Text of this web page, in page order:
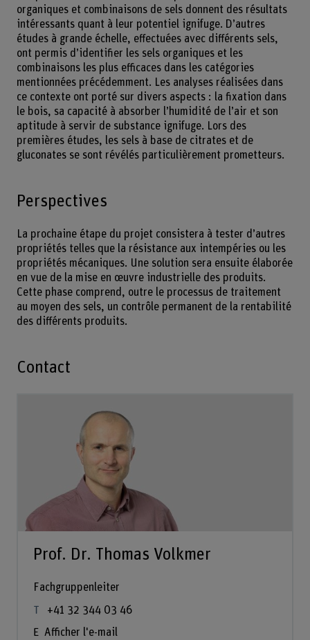
organiques et combinaisons de sels donnent des résultats
intéressants quant à leur potentiel ignifuge. D’autres
études à grande échelle, effectuées avec différents sels,
ont permis d’identifier les sels organiques et les
combinaisons les plus efficaces dans les catégories
mentionnées précédemment. Les analyses réalisées dans
ce contexte ont porté sur divers aspects : la fixation dans
le bois, sa capacité à absorber l’humidité de l’air et son
aptitude à servir de substance ignifuge. Lors des
premières études, les sels à base de citrates et de
gluconates se sont révélés particulièrement prometteurs.
Perspectives
La prochaine étape du projet consistera à tester d’autres
propriétés telles que la résistance aux intempéries ou les
propriétés mécaniques. Une solution sera ensuite élaborée
en vue de la mise en œuvre industrielle des produits.
Cette phase comprend, outre le processus de traitement
au moyen des sels, un contrôle permanent de la rentabilité
des différents produits.
Contact
Prof. Dr. Thomas Volkmer
Fachgruppenleiter
+41 32 344 03 46
Afficher l'e-mail